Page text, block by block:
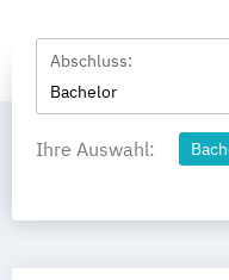
Abschluss:
Bachelor
Ihre Auswahl: